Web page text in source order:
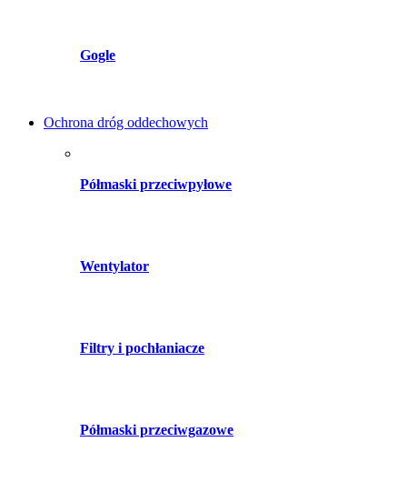
Gogle
Ochrona dróg oddechowych
Półmaski przeciwpyłowe
Wentylator
Filtry i pochłaniacze
Półmaski przeciwgazowe